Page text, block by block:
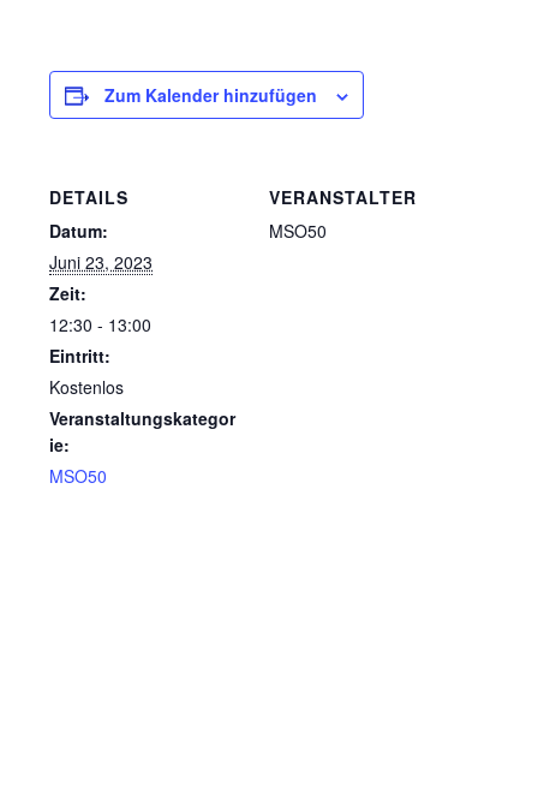
Zum Kalender hinzufügen
DETAILS
Datum:
Juni 23, 2023
Zeit:
12:30 - 13:00
Eintritt:
Kostenlos
Veranstaltungskategor
ie:
MSO50
VERANSTALTER
MSO50